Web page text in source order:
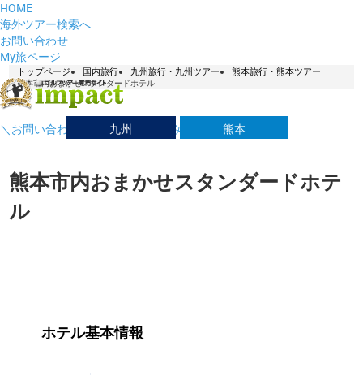
HOME
海外ツアー検索へ
お問い合わせ
My旅ページ
＼お問い合わせはこちら／ お悩み解決デスク！
トップページ 国内旅行 九州旅行・九州ツアー 熊本旅行・熊本ツアー
熊本市内おまかせスタンダードホテル
九州 熊本
熊本市内おまかせスタンダードホテ
ル
ホテル基本情報